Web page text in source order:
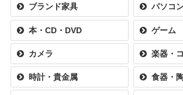
ブランド家具 パソコ
本・CD・DVD ゲーム
カメラ 楽器・
時計・貴金属 食器・